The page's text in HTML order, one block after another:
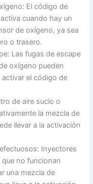
El código de
cuando hay un
de oxígeno, ya sea
o trasero.
Las fugas de escape
oxígeno pueden
el código de
de aire sucio o
la mezcla de
llevar a la activación
Inyectores
no funcionan
una mezcla de